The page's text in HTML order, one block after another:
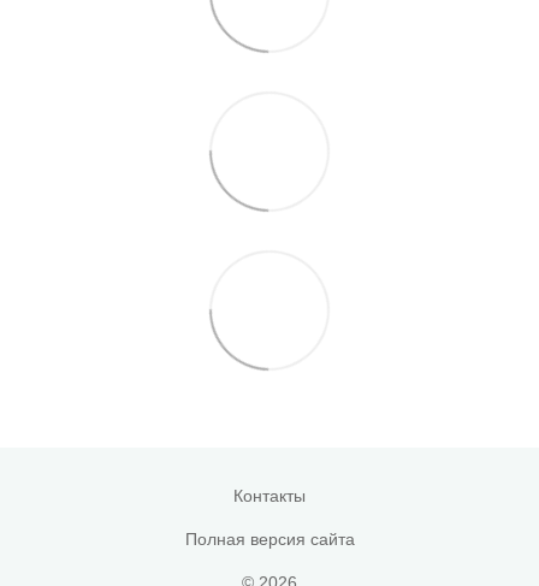
Контакты
Полная версия сайта
© 2026